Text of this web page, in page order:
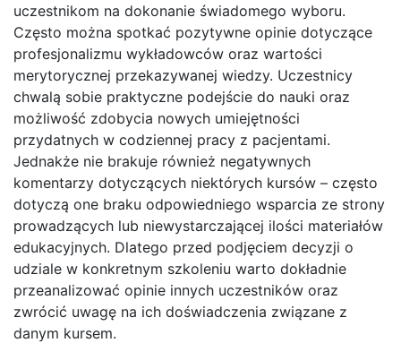
uczestnikom na dokonanie świadomego wyboru.
Często można spotkać pozytywne opinie dotyczące
profesjonalizmu wykładowców oraz wartości
merytorycznej przekazywanej wiedzy. Uczestnicy
chwalą sobie praktyczne podejście do nauki oraz
możliwość zdobycia nowych umiejętności
przydatnych w codziennej pracy z pacjentami.
Jednakże nie brakuje również negatywnych
komentarzy dotyczących niektórych kursów – często
dotyczą one braku odpowiedniego wsparcia ze strony
prowadzących lub niewystarczającej ilości materiałów
edukacyjnych. Dlatego przed podjęciem decyzji o
udziale w konkretnym szkoleniu warto dokładnie
przeanalizować opinie innych uczestników oraz
zwrócić uwagę na ich doświadczenia związane z
danym kursem.